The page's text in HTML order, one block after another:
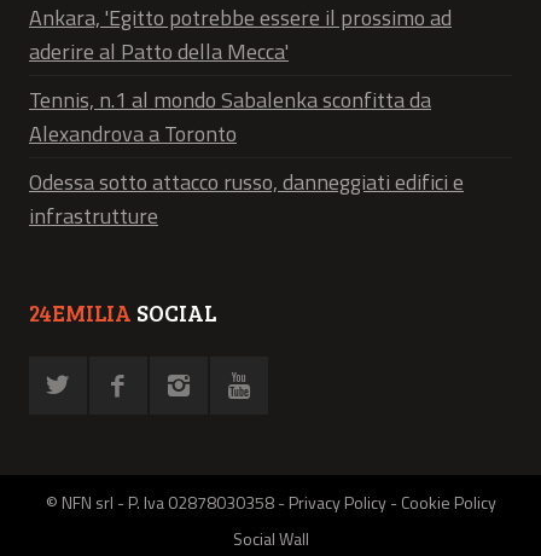
Ankara, 'Egitto potrebbe essere il prossimo ad
aderire al Patto della Mecca'
Tennis, n.1 al mondo Sabalenka sconfitta da
Alexandrova a Toronto
Odessa sotto attacco russo, danneggiati edifici e
infrastrutture
24EMILIA SOCIAL
© NFN srl - P. Iva 02878030358 -Privacy Policy-Cookie Policy
Social Wall